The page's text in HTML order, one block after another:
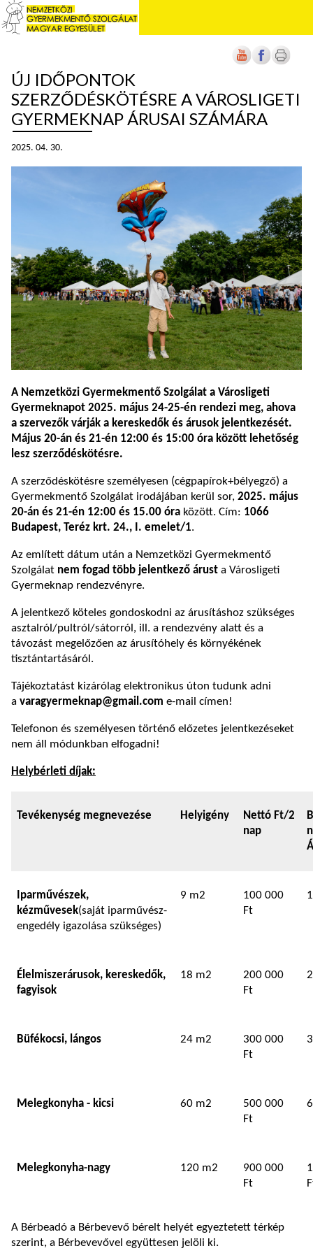
ÚJ IDŐPONTOK
SZERZŐDÉSKÖTÉSRE A VÁROSLIGETI
GYERMEKNAP ÁRUSAI SZÁMÁRA
2025. 04. 30.
A Nemzetközi Gyermekmentő Szolgálat a Városligeti
Gyermeknapot 2025. május 24-25-én rendezi meg, ahova
a szervezők várják a kereskedők és árusok jelentkezését.
Május 20-án és 21-én 12:00 és 15:00 óra között lehetőség
lesz szerződéskötésre.
A szerződéskötésre személyesen (cégpapírok+bélyegző) a
Gyermekmentő Szolgálat irodájában kerül sor, 2025. május
20-án és 21-én 12:00 és 15.00 óra között. Cím: 1066
Budapest, Teréz krt. 24., I. emelet/1.
Az említett dátum után a Nemzetközi Gyermekmentő
Szolgálat nem fogad több jelentkező árust a Városligeti
Gyermeknap rendezvényre.
A jelentkező köteles gondoskodni az árusításhoz szükséges
asztalról/pultról/sátorról, ill. a rendezvény alatt és a
távozást megelőzően az árusítóhely és környékének
tisztántartásáról.
Tájékoztatást kizárólag elektronikus úton tudunk adni
a varagyermeknap@gmail.com e-mail címen!
Telefonon és személyesen történő előzetes jelentkezéseket
nem áll módunkban elfogadni!
Helybérleti díjak:
Tevékenység megnevezése Helyigény
Nettó Ft/2
nap
Iparművészek,
kézművesek(saját iparművész-
engedély igazolása szükséges)
9 m2
100 000
Ft
Élelmiszerárusok, kereskedők,
fagyisok
18 m2
200 000
Ft
Büfékocsi, lángos 24 m2
300 000
Ft
Melegkonyha - kicsi 60 m2
500 000
Ft
Melegkonyha-nagy 120 m2
900 000
Ft
A Bérbeadó a Bérbevevő bérelt helyét egyeztetett térkép
szerint, a Bérbevevővel együttesen jelöli ki.